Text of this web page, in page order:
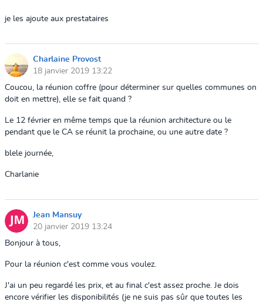
je les ajoute aux prestataires
Charlaine Provost
18 janvier 2019 13:22
Coucou, la réunion coffre (pour déterminer sur quelles communes on
doit en mettre), elle se fait quand ?
Le 12 février en même temps que la réunion architecture ou le
pendant que le CA se réunit la prochaine, ou une autre date ?
blele journée,
Charlanie
Jean Mansuy
20 janvier 2019 13:24
Bonjour à tous,
Pour la réunion c'est comme vous voulez.
J'ai un peu regardé les prix, et au final c'est assez proche. Je dois
encore vérifier les disponibilités (je ne suis pas sûr que toutes les